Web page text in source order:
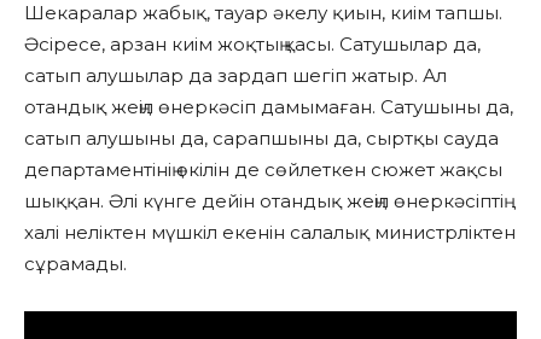
Шекаралар жабық, тауар әкелу қиын, киім тапшы.
Әсіресе, арзан киім жоқтың қасы. Сатушылар да,
сатып алушылар да зардап шегіп жатыр. Ал
отандық жеңіл өнеркәсіп дамымаған. Сатушыны да,
сатып алушыны да, сарапшыны да, сыртқы сауда
департаментінің өкілін де сөйлеткен сюжет жақсы
шыққан. Әлі күнге дейін отандық жеңіл өнеркәсіптің
халі неліктен мүшкіл екенін салалық министрліктен
сұрамады.